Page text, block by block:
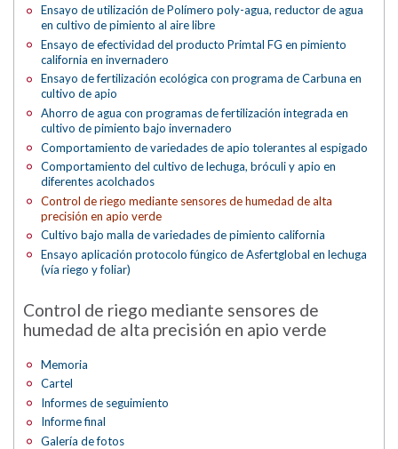
Ensayo de utilización de Polímero poly-agua, reductor de agua
en cultivo de pimiento al aire libre
Ensayo de efectividad del producto Primtal FG en pimiento
california en invernadero
Ensayo de fertilización ecológica con programa de Carbuna en
cultivo de apio
Ahorro de agua con programas de fertilización integrada en
cultivo de pimiento bajo invernadero
Comportamiento de variedades de apio tolerantes al espigado
Comportamiento del cultivo de lechuga, bróculi y apio en
diferentes acolchados
Control de riego mediante sensores de humedad de alta
precisión en apio verde
Cultivo bajo malla de variedades de pimiento california
Ensayo aplicación protocolo fúngico de Asfertglobal en lechuga
(vía riego y foliar)
Control de riego mediante sensores de
humedad de alta precisión en apio verde
Memoria
Cartel
Informes de seguimiento
Informe final
Galería de fotos